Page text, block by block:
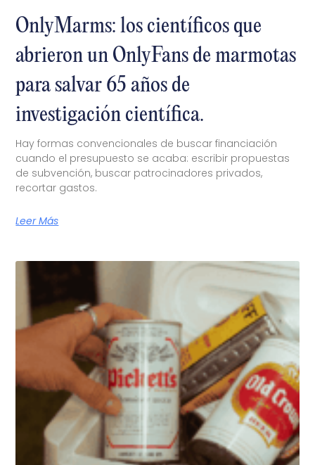
OnlyMarms: los científicos que
abrieron un OnlyFans de marmotas
para salvar 65 años de
investigación científica.
Hay formas convencionales de buscar financiación
cuando el presupuesto se acaba: escribir propuestas
de subvención, buscar patrocinadores privados,
recortar gastos.
Leer Más